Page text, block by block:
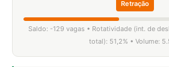
Retração
Saldo: -129 vagas • Rotatividade (int. de
total): 51,2% • Volume: